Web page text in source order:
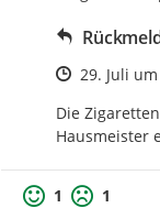
Zeitpunkt
29. Juli
Die
Hausmeister
1 1